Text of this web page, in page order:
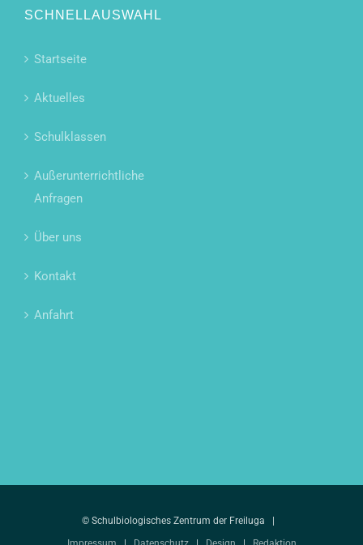
SCHNELLAUSWAHL
Startseite
Aktuelles
Schulklassen
Außerunterrichtliche
Anfragen
Über uns
Kontakt
Anfahrt
© Schulbiologisches Zentrum der Freiluga |